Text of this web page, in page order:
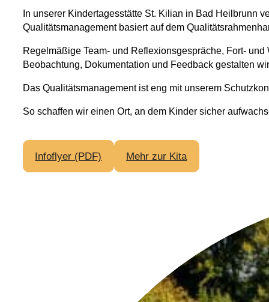
In unserer Kindertagesstätte St. Kilian in Bad Heilbrunn
Qualitätsmanagement basiert auf dem
Regelmäßige Team- und Reflexionsgespräche, Fort-
Beobachtung, Dokumentation und Feedback gestalten
Das Qualitätsmanagement ist eng mit unserem
So schaffen wir einen Ort, an dem Kinder sicher
Infoflyer (PDF) Mehr zur Kita